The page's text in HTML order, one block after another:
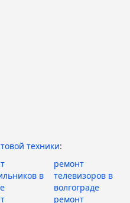
техники:
в
ремонт
телевизоров в
волгограде
ремонт